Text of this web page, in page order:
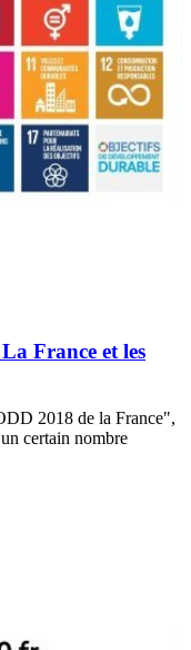
France et les
2018 de la France",
certain nombre